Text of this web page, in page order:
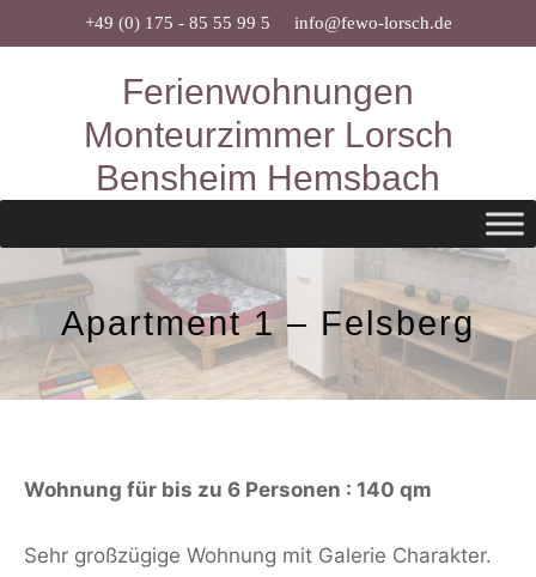
Inhalt
+49 (0) 175 - 85 55 99 5 info@fewo-lorsch.de
Ferienwohnungen
Monteurzimmer Lorsch
Bensheim Hemsbach
Apartment 1 – Felsberg
Wohnung für bis zu 6 Personen : 140 qm
Sehr großzügige Wohnung mit Galerie Charakter.